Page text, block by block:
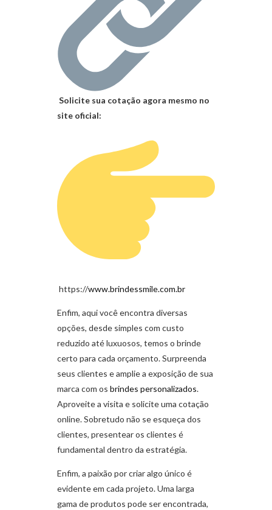
Solicite sua cotação agora mesmo no
site oficial:
https://www.brindessmile.com.br
Enfim, aqui você encontra diversas
opções, desde simples com custo
reduzido até luxuosos, temos o brinde
certo para cada orçamento. Surpreenda
seus clientes e amplie a exposição de sua
marca com os brindes personalizados.
Aproveite a visita e solicite uma cotação
online. Sobretudo não se esqueça dos
clientes, presentear os clientes é
fundamental dentro da estratégia.
Enfim, a paixão por criar algo único é
evidente em cada projeto. Uma larga
gama de produtos pode ser encontrada,